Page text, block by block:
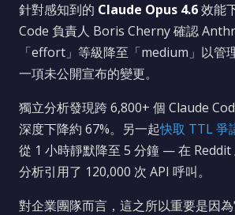
針對感知到的 Claude Opus 4.6效能
Code 負責人 Boris Cherny 確認
「effort」等級降至「medium」以
一項未公開宣布的變更。
獨立分析發現跨 6,800+ 個 Claude
深度下降約 67%。另一起快取 TTL 爭
從 1 小時靜默降至 5 分鐘 — 在 Reddit
分析引用了 120,000 次 API 呼叫。
對企業團隊而言，這之所以重要是因